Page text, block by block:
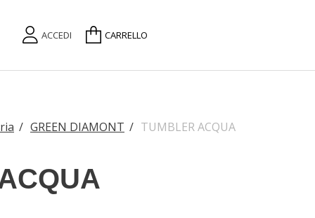
ACCEDI CARRELLO
/ GREEN DIAMONT / TUMBLER ACQUA